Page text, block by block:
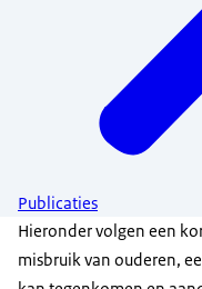
Publicaties
Hieronder volgen een
misbruik van ouderen,